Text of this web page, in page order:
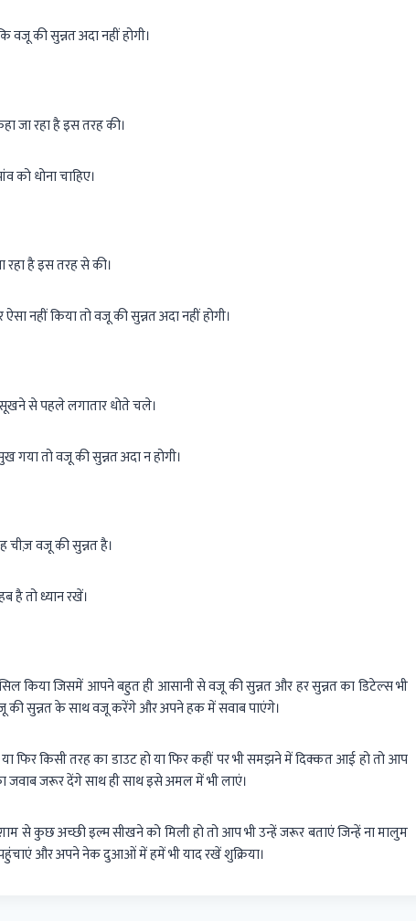
वजू की सुन्नत अदा नहीं होगी।
जा रहा है इस तरह की।
धोना चाहिए।
है इस तरह से की।
नहीं किया तो वजू की सुन्नत अदा नहीं होगी।
से पहले लगातार धोते चले।
तो वजू की सुन्नत अदा न होगी।
चीज़ वजू की सुन्नत है।
है तो ध्यान रखें।
किया जिसमें आपने बहुत ही आसानी से वजू की सुन्नत और हर सुन्नत का डिटेल्स भी
सुन्नत के साथ वजू करेंगे और अपने हक में सवाब पाएंगे।
फिर किसी तरह का डाउट हो या फिर कहीं पर भी समझने में दिक्कत आई हो तो आप
जरूर देंगे साथ ही साथ इसे अमल में भी लाएं।
से कुछ अच्छी इल्म सीखने को मिली हो तो आप भी उन्हें जरूर बताएं जिन्हें ना मालुम
पहुंचाएं और अपने नेक दुआओं में हमें भी याद रखें शुक्रिया।